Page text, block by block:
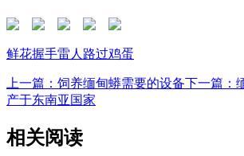
鲜花握手雷人 路过鸡蛋
上一篇：饲养缅甸蟒需要的设备下一篇：
产于东南亚国家
相关阅读